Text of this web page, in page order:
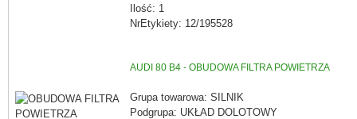
Ilość: 1
NrEtykiety: 12/195528
AUDI 80 B4 - OBUDOWA FILTRA POWIETRZA
Grupa towarowa: SILNIK
Podgrupa: UKŁAD DOLOTOWY